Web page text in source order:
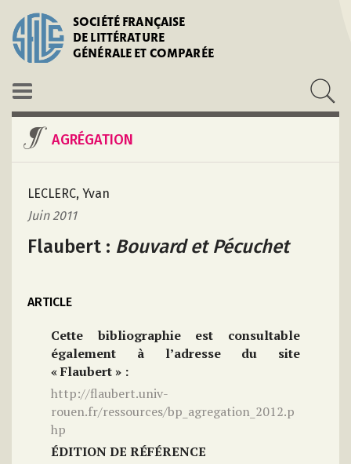
SOCIÉTÉ FRANÇAISE
DE LITTÉRATURE
GÉNÉRALE ET COMPARÉE
AGRÉGATION
LECLERC, Yvan
Juin 2011
Flaubert : Bouvard et Pécuchet
ARTICLE
Cette bibliographie est consultable
également à l’adresse du site
« Flaubert » :
http://flaubert.univ-
rouen.fr/ressources/bp_agregation_2012.p
hp
ÉDITION DE RÉFÉRENCE